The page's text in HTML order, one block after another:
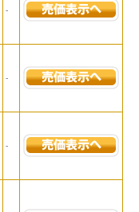
-
-
-